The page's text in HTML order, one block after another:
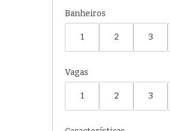
Banheiros
1 2 3
Vagas
1 2 3